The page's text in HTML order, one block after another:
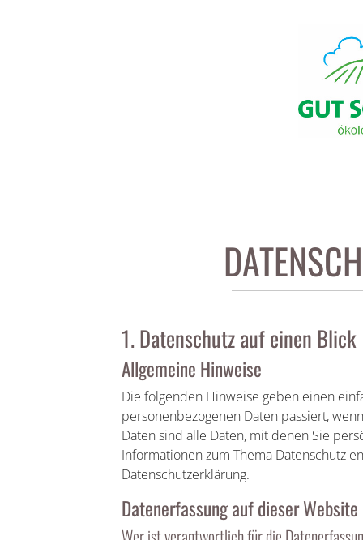
1. Datenschutz auf einen Blick
Allgemeine Hinweise
Die folgenden Hinweise geben einen
personenbezogenen Daten passiert,
Daten sind alle Daten, mit denen Sie
Informationen zum Thema Datenschutz
Datenschutzerklärung.
Datenerfassung auf dieser Website